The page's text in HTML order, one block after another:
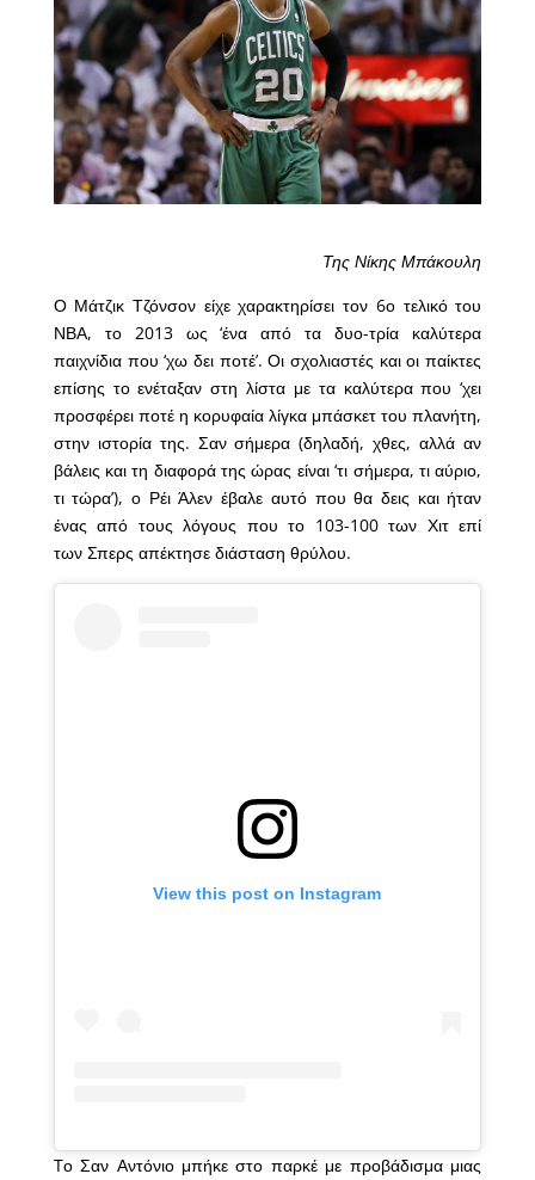
Της Νίκης Μπάκουλη
Ο Μάτζικ Τζόνσον είχε χαρακτηρίσει τον 6ο τελικό του
ΝΒΑ, το 2013 ως ‘ένα από τα δυο-τρία καλύτερα
παιχνίδια που ‘χω δει ποτέ’. Οι σχολιαστές και οι παίκτες
επίσης το ενέταξαν στη λίστα με τα καλύτερα που ‘χει
προσφέρει ποτέ η κορυφαία λίγκα μπάσκετ του πλανήτη,
στην ιστορία της. Σαν σήμερα (δηλαδή, χθες, αλλά αν
βάλεις και τη διαφορά της ώρας είναι ‘τι σήμερα, τι αύριο,
τι τώρα’), ο Ρέι Άλεν έβαλε αυτό που θα δεις και ήταν
ένας από τους λόγους που το 103-100 των Χιτ επί
των Σπερς απέκτησε διάσταση θρύλου.
View this post on Instagram
Tο Σαν Αντόνιο μπήκε στο παρκέ με προβάδισμα μιας